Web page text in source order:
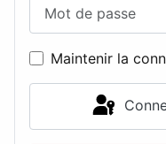
Maintenir la